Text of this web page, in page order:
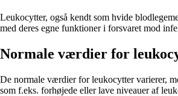
Leukocytter, også kendt som hvide
med deres egne funktioner i forsvaret mod
Normale værdier for
De normale værdier for leukocytter varierer,
som f.eks. forhøjede eller lave niveauer af